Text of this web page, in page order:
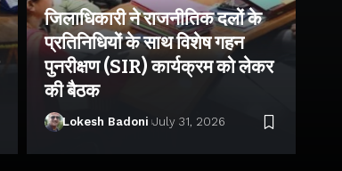
जिलाधिकारी ने राजनीतिक दलों के
प्रतिनिधियों के साथ विशेष गहन
पुनरीक्षण (SIR) कार्यक्रम को लेकर
की बैठक
Lokesh Badoni July 31, 2026